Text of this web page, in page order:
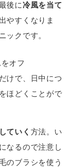
後に冷風を当て
やすくなりま
ックです。
オフ
けで、日中につ
ほどくことがで
ていく 方法。い
なるので注意し
のブラシを使う